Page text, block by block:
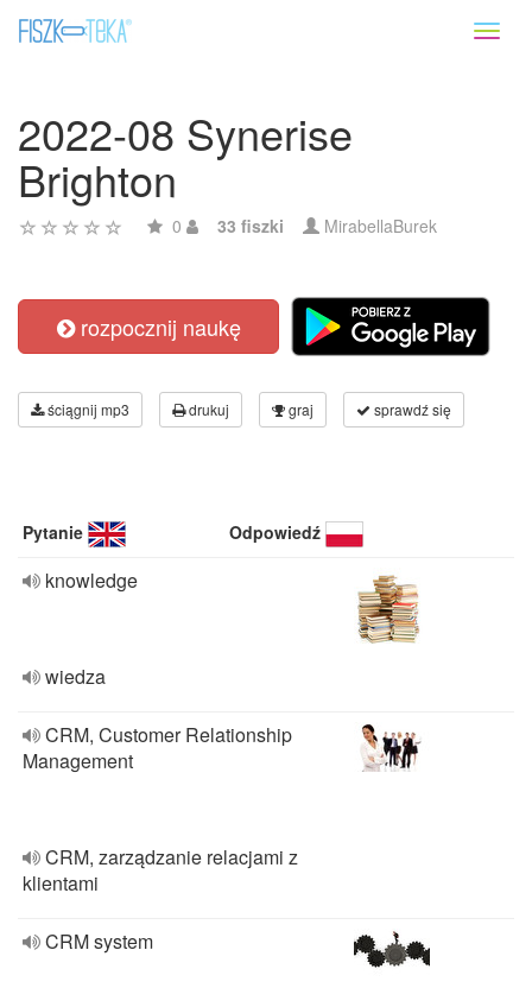
2022-08 Synerise
Brighton
0 33 fiszki MirabellaBurek
rozpocznij naukę
ściągnij mp3 drukuj graj sprawdź się
Pytanie Odpowiedź
knowledge
wiedza
CRM, Customer Relationship
Management
CRM, zarządzanie relacjami z
klientami
CRM system